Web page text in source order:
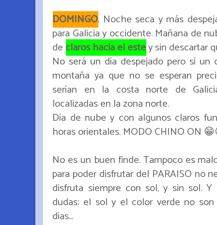
DOMINGO. Noche seca y más
para Galicia y occidente. Mañana de
de claros hacia el estey sin descartar
No será un día despejado pero sí un
montaña ya que no se esperan
serían en la costa norte de
localizadas en la zona norte.
Día de nube y con algunos claros
horas orientales. MODO CHINO
No es un buen finde. Tampoco es
para poder disfrutar del PARAISO no
disfruta siempre con sol, y sin sol.
dudas: el sol y el color verde no
días...